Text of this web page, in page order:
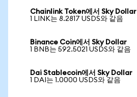
Chainlink Token에서 Sky Dollar
1 LINK는 8.2817 USDS와 같음
Binance Coin에서 Sky Dollar
1 BNB는 592.5021 USDS와 같음
Dai Stablecoin에서 Sky Dollar
1 DAI는 1.0000 USDS와 같음